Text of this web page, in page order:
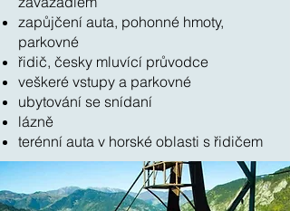
zapůjčení auta, pohonné hmoty,
parkovné
řidič, česky mluvící průvodce
veškeré vstupy a parkovné
ubytování se snídaní
lázně
terénní auta v horské oblasti s řidičem